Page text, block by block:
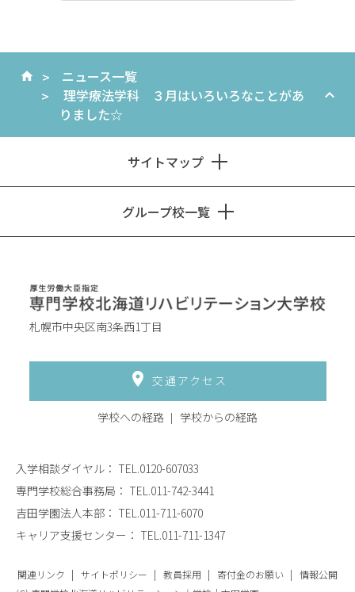
ニュース一覧
理学療法学科 ３月はいろいろなことがあ
りました☆
サイトマップ
グループ校一覧
札幌市中央区南3条西1丁目
交通アクセス
学校への経路 学校からの経路
入学相談ダイヤル： TEL.0120-607033
専門学校総合事務局： TEL.011-742-3441
吉田学園法人本部： TEL.011-711-6070
キャリア支援センター： TEL.011-711-1347
関連リンク サイトポリシー 教員採用 寄付金のお願い
情報公開